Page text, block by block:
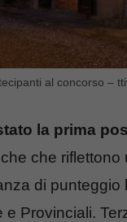
al concorso –
la prima
che riflettono
di punteggio
Provinciali.